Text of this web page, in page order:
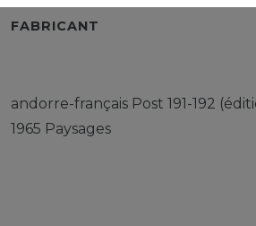
FABRICANT
andorre-français Post 191-192
1965 Paysages